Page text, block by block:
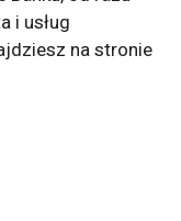
i usług
na stronie